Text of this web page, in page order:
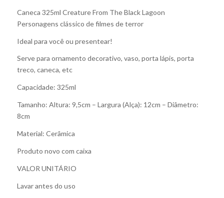
Caneca 325ml Creature From The Black Lagoon
Personagens clássico de filmes de terror
Ideal para você ou presentear!
Serve para ornamento decorativo, vaso, porta lápis, porta
treco, caneca, etc
Capacidade: 325ml
Tamanho: Altura: 9,5cm – Largura (Alça): 12cm – Diâmetro:
8cm
Material: Cerâmica
Produto novo com caixa
VALOR UNITÁRIO
Lavar antes do uso